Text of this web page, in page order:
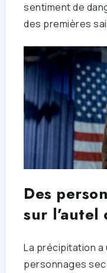
sentiment de
des premières
Des
sur l’autel
La précipitation a
personnages